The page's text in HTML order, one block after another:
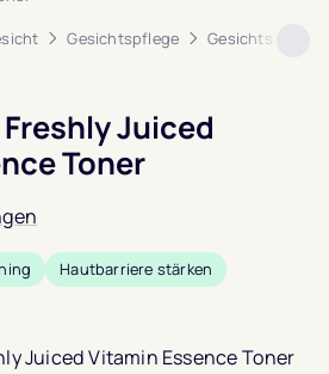
Gesichtspflege Gesichtstoner
Juiced
Toner
Hautbarriere stärken
Juiced Vitamin Essence Toner